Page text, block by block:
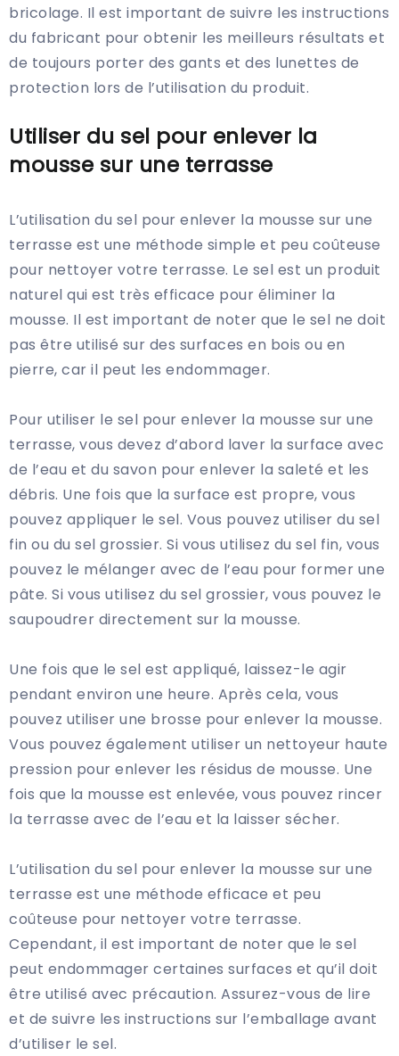
bricolage. Il est important de suivre les instructions
du fabricant pour obtenir les meilleurs résultats et
de toujours porter des gants et des lunettes de
protection lors de l’utilisation du produit.
Utiliser du sel pour enlever la
mousse sur une terrasse
L’utilisation du sel pour enlever la mousse sur une
terrasse est une méthode simple et peu coûteuse
pour nettoyer votre terrasse. Le sel est un produit
naturel qui est très efficace pour éliminer la
mousse. Il est important de noter que le sel ne doit
pas être utilisé sur des surfaces en bois ou en
pierre, car il peut les endommager.
Pour utiliser le sel pour enlever la mousse sur une
terrasse, vous devez d’abord laver la surface avec
de l’eau et du savon pour enlever la saleté et les
débris. Une fois que la surface est propre, vous
pouvez appliquer le sel. Vous pouvez utiliser du sel
fin ou du sel grossier. Si vous utilisez du sel fin, vous
pouvez le mélanger avec de l’eau pour former une
pâte. Si vous utilisez du sel grossier, vous pouvez le
saupoudrer directement sur la mousse.
Une fois que le sel est appliqué, laissez-le agir
pendant environ une heure. Après cela, vous
pouvez utiliser une brosse pour enlever la mousse.
Vous pouvez également utiliser un nettoyeur haute
pression pour enlever les résidus de mousse. Une
fois que la mousse est enlevée, vous pouvez rincer
la terrasse avec de l’eau et la laisser sécher.
L’utilisation du sel pour enlever la mousse sur une
terrasse est une méthode efficace et peu
coûteuse pour nettoyer votre terrasse.
Cependant, il est important de noter que le sel
peut endommager certaines surfaces et qu’il doit
être utilisé avec précaution. Assurez-vous de lire
et de suivre les instructions sur l’emballage avant
d’utiliser le sel.